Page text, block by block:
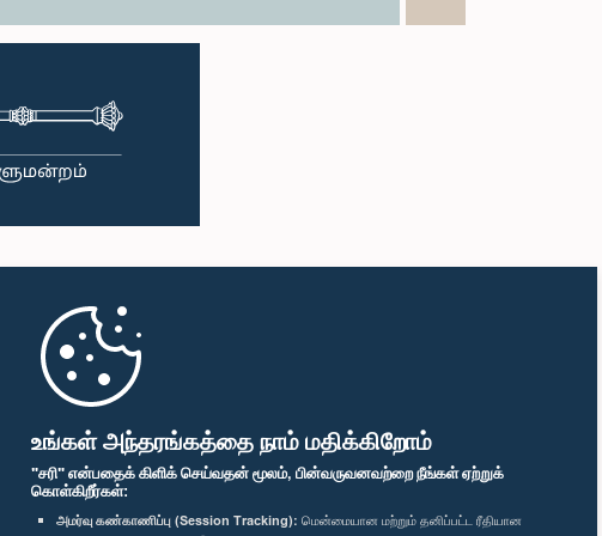
உங்கள் அந்தரங்கத்தை நாம் மதிக்கிறோம்
"சரி" என்பதைக் கிளிக் செய்வதன் மூலம், பின்வருவனவற்றை நீங்கள் ஏற்றுக்
கொள்கிறீர்கள்:
அமர்வு கண்காணிப்பு (Session Tracking): மென்மையான மற்றும் தனிப்பட்ட ரீதியான